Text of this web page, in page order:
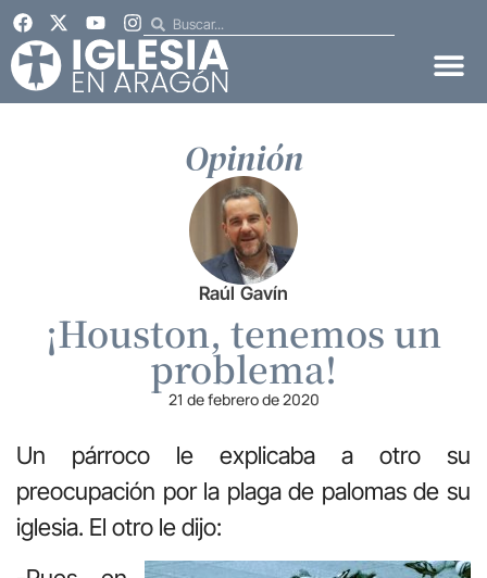
Opinión
Raúl Gavín
¡Houston, tenemos un
problema!
21 de febrero de 2020
Un párroco le explicaba a otro su
preocupación por la plaga de palomas de su
iglesia. El otro le dijo: